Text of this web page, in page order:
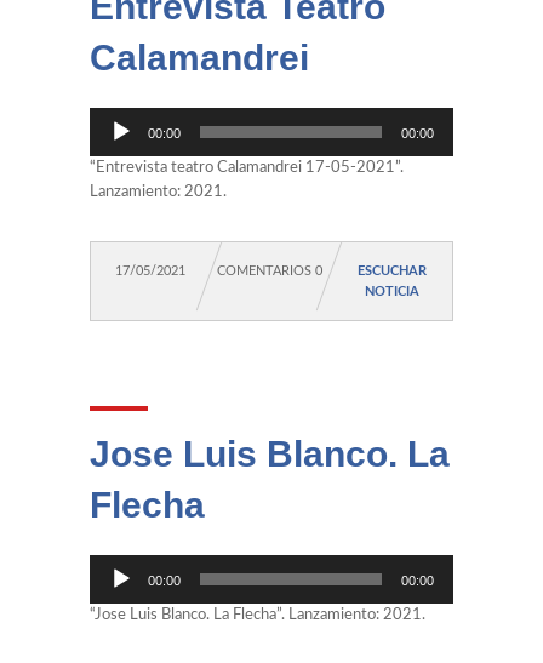
Calamandrei
Reproductor
audio
00:00 00:00
“Entrevista teatro Calamandrei 17-05-2021”.
Lanzamiento: 2021.
17/05/2021 COMENTARIOS 0
ESCUCHAR
NOTICIA
Jose Luis Blanco. La
Flecha
Reproductor
audio
00:00 00:00
“Jose Luis Blanco. La Flecha”. Lanzamiento: 2021.